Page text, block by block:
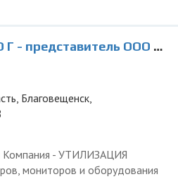
ООО Ведущая Утилизирующая Компания
Благовещенск,
Компания - УТИЛИЗАЦИЯ
мониторов и оборудования